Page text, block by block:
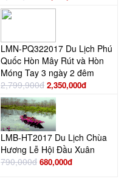
LMN-PQ322017 Du Lịch Phú
Quốc Hòn Mây Rút và Hòn
Móng Tay 3 ngày 2 đêm
2,799,900đ 2,350,000đ
LMB-HT2017 Du Lịch Chùa
Hương Lễ Hội Đầu Xuân
790,000đ 680,000đ